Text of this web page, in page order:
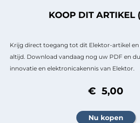
KOOP DIT ARTIKEL
Krijg direct toegang tot dit Elektor-artikel
altijd. Download vandaag nog uw PDF en
innovatie en elektronicakennis van Elektor.
€ 5,00